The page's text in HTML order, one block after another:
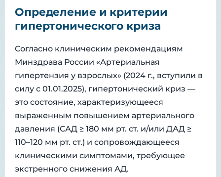
Определение и критерии
гипертонического криза
Согласно клиническим рекомендациям
Минздрава России «Артериальная
гипертензия у взрослых» (2024 г., вступили в
силу с 01.01.2025), гипертонический криз —
это состояние, характеризующееся
выраженным повышением артериального
давления (САД ≥ 180 мм рт. ст. и/или ДАД ≥
110–120 мм рт. ст.) и сопровождающееся
клиническими симптомами, требующее
экстренного снижения АД.